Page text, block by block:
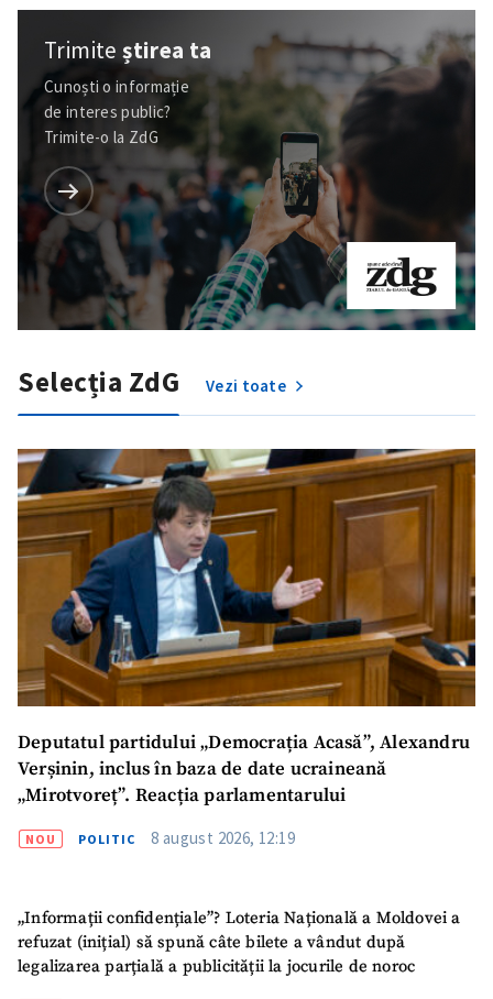
Trimiteștirea ta
Cunoști o informație
de interes public?
Trimite-o la ZdG
Selecția ZdG Vezi toate
Deputatul partidului „Democrația Acasă”, Alexandru
Verșinin, inclus în baza de date ucraineană
„Mirotvoreț”. Reacția parlamentarului
NOU POLITIC 8 august 2026, 12:19
„Informații confidențiale”? Loteria Națională a Moldovei a
refuzat (inițial) să spună câte bilete a vândut după
legalizarea parțială a publicității la jocurile de noroc